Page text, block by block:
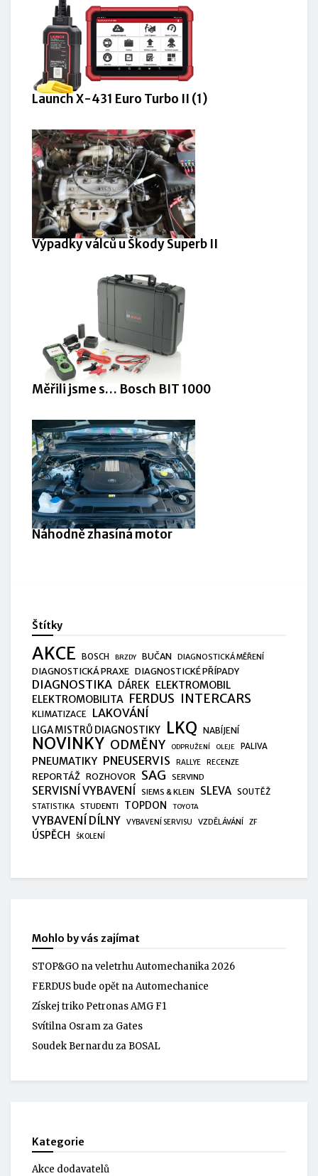
Launch X-431 Euro Turbo II (1)
Výpadky válců u Škody Superb II
Měřili jsme s… Bosch BIT 1000
Náhodně zhasíná motor
Štítky
AKCE BOSCH BRZDY BUČAN DIAGNOSTICKÁ MĚŘENÍ
DIAGNOSTICKÁ PRAXE DIAGNOSTICKÉ PŘÍPADY
DIAGNOSTIKA DÁREK ELEKTROMOBIL
ELEKTROMOBILITA FERDUS INTERCARS
KLIMATIZACE LAKOVÁNÍ
LIGA MISTRŮ DIAGNOSTIKY LKQ NABÍJENÍ
NOVINKY ODMĚNY ODPRUŽENÍ OLEJE PALIVA
PNEUMATIKY PNEUSERVIS RALLYE RECENZE
REPORTÁŽ ROZHOVOR SAG SERVIND
SERVISNÍ VYBAVENÍ SIEMS & KLEIN SLEVA SOUTĚŽ
STATISTIKA STUDENTI TOPDON TOYOTA
VYBAVENÍ DÍLNY VYBAVENÍ SERVISU VZDĚLÁVÁNÍ ZF
ÚSPĚCH ŠKOLENÍ
Mohlo by vás zajímat
STOP&GO na veletrhu Automechanika 2026
FERDUS bude opět na Automechanice
Získej triko Petronas AMG F1
Svítilna Osram za Gates
Soudek Bernardu za BOSAL
Kategorie
Akce dodavatelů